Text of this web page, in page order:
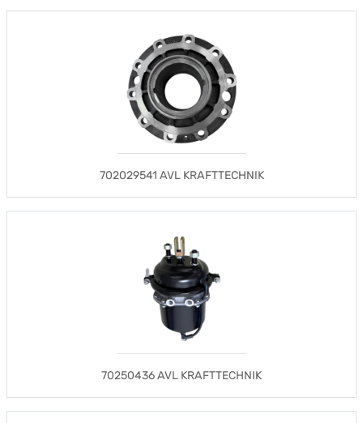
702029541 AVL KRAFTTECHNIK
70250436 AVL KRAFTTECHNIK